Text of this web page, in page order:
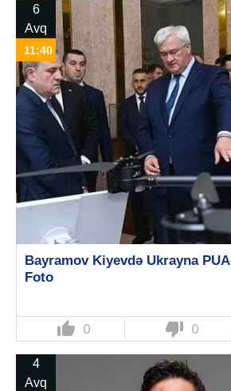
6
Avq
11:40
Bayramov Kiyevdə Ukrayna
Foto
thumb_up 0 thumb_down 0
4
Avq